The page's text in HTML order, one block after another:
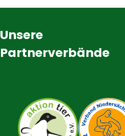
Unsere
Partnerverbände